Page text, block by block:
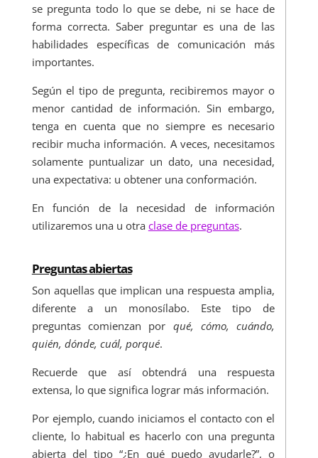
se pregunta todo lo que se debe, ni se hace de
forma correcta. Saber preguntar es una de las
habilidades específicas de comunicación más
importantes.
Según el tipo de pregunta, recibiremos mayor o
menor cantidad de información. Sin embargo,
tenga en cuenta que no siempre es necesario
recibir mucha información. A veces, necesitamos
solamente puntualizar un dato, una necesidad,
una expectativa: u obtener una conformación.
En función de la necesidad de información
utilizaremos una u otra clase de preguntas.
Preguntas abiertas
Son aquellas que implican una respuesta amplia,
diferente a un monosílabo. Este tipo de
preguntas comienzan por qué, cómo, cuándo,
quién, dónde, cuál, porqué.
Recuerde que así obtendrá una respuesta
extensa, lo que significa lograr más información.
Por ejemplo, cuando iniciamos el contacto con el
cliente, lo habitual es hacerlo con una pregunta
abierta del tipo “¿En qué puedo ayudarle?”, o